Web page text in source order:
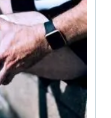
ping pong.